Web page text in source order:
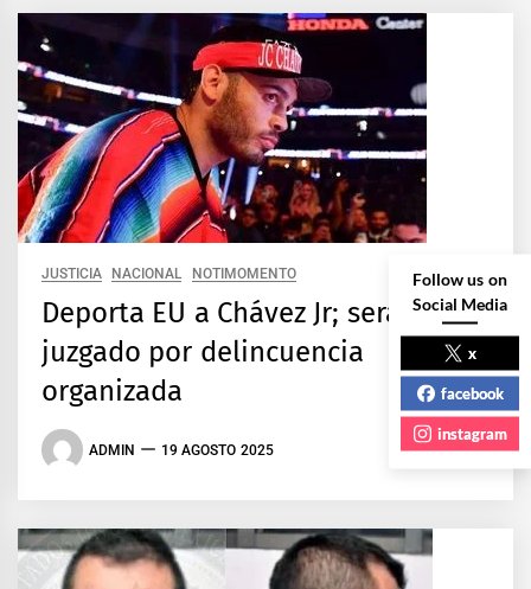
JUSTICIA NACIONAL NOTIMOMENTO
Deporta EU a Chávez Jr; será
juzgado por delincuencia
organizada
ADMIN 19 AGOSTO 2025
Follow us on
Social Media
x
facebook
instagram